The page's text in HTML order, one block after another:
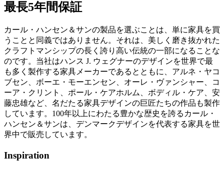
最長5年間保証
カール・ハンセン＆サンの製品を選ぶことは、単に家具を買
うことと同義ではありません。それは、美しく磨き抜かれた
クラフトマンシップの長く誇り高い伝統の一部になることな
のです。当社はハンス J. ウェグナーのデザインを世界で最
も多く製作する家具メーカーであるとともに、アルネ・ヤコ
ブセン、ボーエ・モーエンセン、オーレ・ヴァンシャー、コ
ーア・クリント、ポール・ケアホルム、ボディル・ケア、安
藤忠雄など、名だたる家具デザインの巨匠たちの作品も製作
しています。100年以上にわたる豊かな歴史を誇るカール・
ハンセン＆サンは、デンマークデザインを代表する家具を世
界中で販売しています。
Inspiration